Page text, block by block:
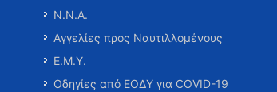
Ν.Ν.Α.
Αγγελίες προς Ναυτιλλομένους
Ε.Μ.Υ.
Οδηγίες από ΕΟΔΥ για COVID-19